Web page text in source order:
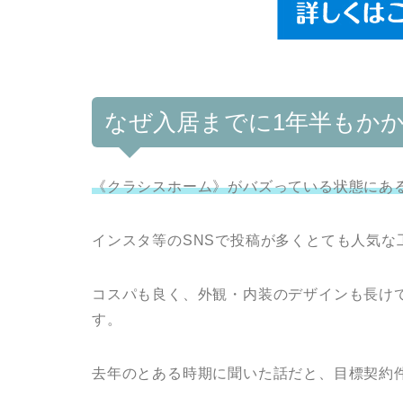
なぜ入居までに1年半もか
《クラシスホーム》がバズっている状態にあ
インスタ等のSNSで投稿が多くとても人気な
コスパも良く、外観・内装のデザインも長
す。
去年のとある時期に聞いた話だと、目標契